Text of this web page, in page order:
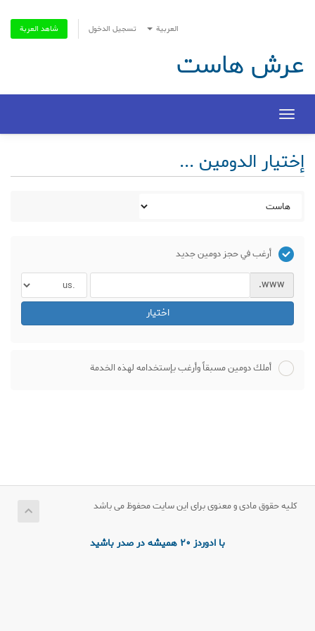
العربية تسجيل الدخول شاهد العربة
عرش هاست
Toggle
navigation
إختيار الدومين ...
أرغب في حجز دومين جديد
www.
اختيار
أملك دومين مسبقاً وأرغب بإستخدامه لهذه الخدمة
کلیه حقوق مادی و معنوی برای این سایت محفوظ می باشد
با ادوردز 20 همیشه در صدر باشید